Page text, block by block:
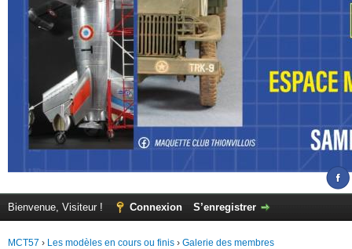
Bienvenue, Visiteur ! Connexion S’enregistrer
MCT57 › Les modèles en cours ou finis › Galerie des membres